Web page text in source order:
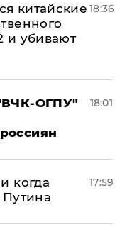
китайские
и убивают
18:36
ОГПУ"
18:01
когда
Путина
17:59